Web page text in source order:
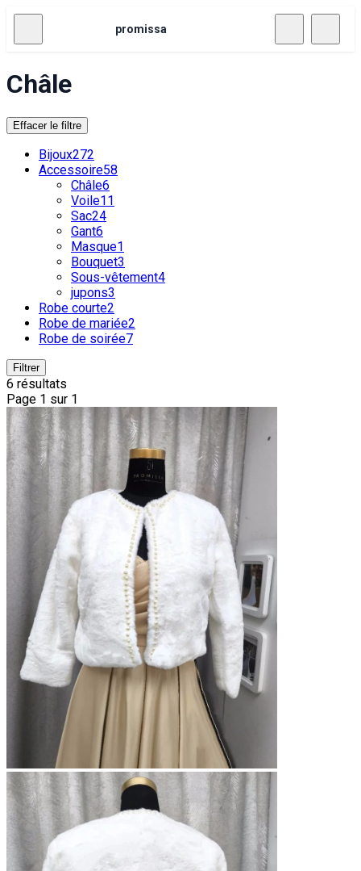
promissa
Châle
Effacer le filtre
Bijoux272
Accessoire58
Châle6
Voile11
Sac24
Gant6
Masque1
Bouquet3
Sous-vêtement4
jupons3
Robe courte2
Robe de mariée2
Robe de soirée7
Filtrer
6 résultats
Page 1 sur 1